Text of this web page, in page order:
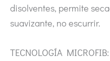
disolventes, permite
suavizante, no escurrir.
TECNOLOGÍA